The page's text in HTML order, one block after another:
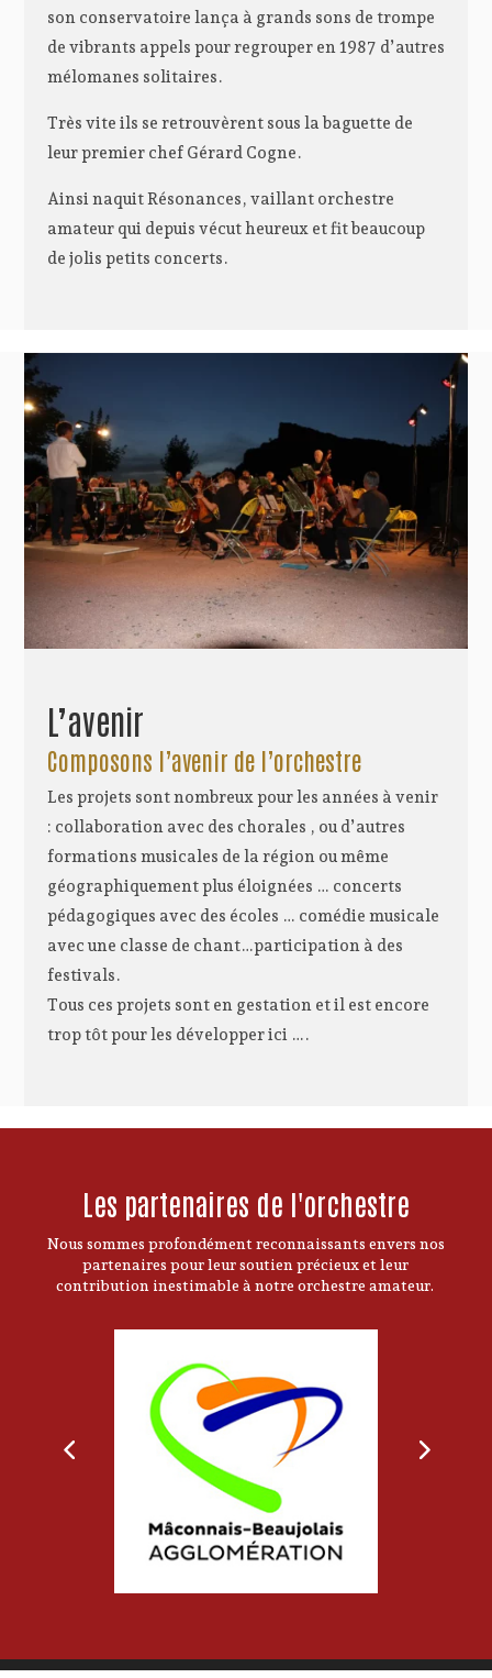
son conservatoire lança à grands sons de trompe
de vibrants appels pour regrouper en 1987 d’autres
mélomanes solitaires.
Très vite ils se retrouvèrent sous la baguette de
leur premier chef Gérard Cogne.
Ainsi naquit Résonances, vaillant orchestre
amateur qui depuis vécut heureux et fit beaucoup
de jolis petits concerts.
L’avenir
Composons l’avenir de l’orchestre
Les projets sont nombreux pour les années à venir
: collaboration avec des chorales , ou d’autres
formations musicales de la région ou même
géographiquement plus éloignées … concerts
pédagogiques avec des écoles … comédie musicale
avec une classe de chant…participation à des
festivals.
Tous ces projets sont en gestation et il est encore
trop tôt pour les développer ici ….
Les partenaires de l'orchestre
Nous sommes profondément reconnaissants envers nos
partenaires pour leur soutien précieux et leur
contribution inestimable à notre orchestre amateur.